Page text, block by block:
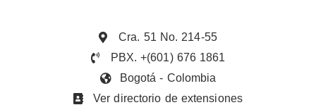
Cra. 51 No. 214-55
PBX. +(601) 676 1861
Bogotá - Colombia
Ver directorio de extensiones